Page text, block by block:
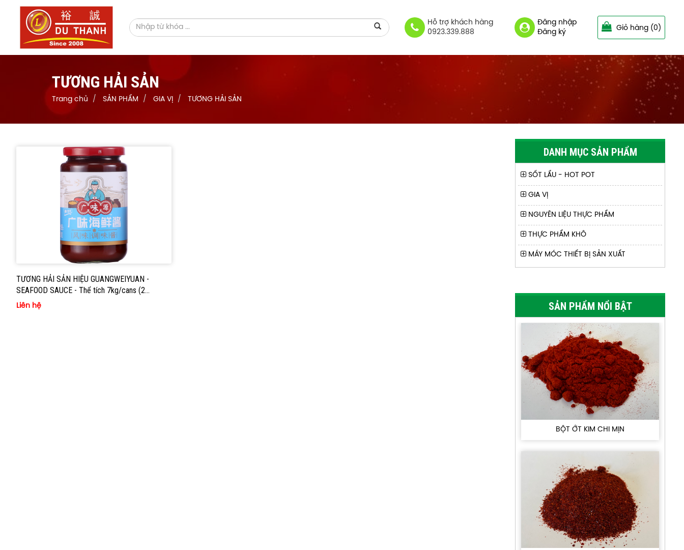
Hỗ trợ khách hàng
0923.339.888
Đăng nhập
Đăng ký
Giỏ hàng (0)
TƯƠNG HẢI SẢN
Trang chủ SẢN PHẨM GIA VỊ TƯƠNG HẢI SẢN
TƯƠNG HẢI SẢN HIỆU GUANGWEIYUAN -
SEAFOOD SAUCE - Thể tích 7kg/cans (2
cans/thùng)
Liên hệ
DANH MỤC SẢN PHẨM
SỐT LẨU - HOT POT
GIA VỊ
NGUYÊN LIỆU THỰC PHẨM
THỰC PHẨM KHÔ
MÁY MÓC THIẾT BỊ SẢN XUẤT
SẢN PHẨM NỔI BẬT
Hạt điều vỏ lụa Jumbo 170g
KIM CHI CẢI THẢO
BỘT ỚT KIM CHI MỊN